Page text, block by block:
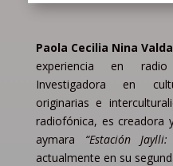
Paola Cecilia Nina Valda
experiencia en
Investigadora en
originarias e
radiofónica, es creadora
aymara “Estación
actualmente en su